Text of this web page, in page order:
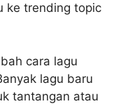
ke trending topic
cara lagu
lagu baru
tantangan atau